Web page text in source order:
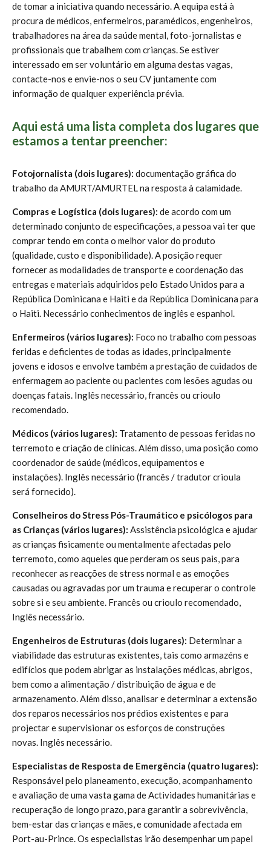
de tomar a iniciativa quando necessário. A equipa está à
procura de médicos, enfermeiros, paramédicos, engenheiros,
trabalhadores na área da saúde mental, foto-jornalistas e
profissionais que trabalhem com crianças. Se estiver
interessado em ser voluntário em alguma destas vagas,
contacte-nos e envie-nos o seu CV juntamente com
informação de qualquer experiência prévia.
Aqui está uma lista completa dos lugares que
estamos a tentar preencher:
Fotojornalista (dois lugares): documentação gráfica do
trabalho da AMURT/AMURTEL na resposta à calamidade.
Compras e Logística (dois lugares): de acordo com um
determinado conjunto de especificações, a pessoa vai ter que
comprar tendo em conta o melhor valor do produto
(qualidade, custo e disponibilidade). A posição requer
fornecer as modalidades de transporte e coordenação das
entregas e materiais adquiridos pelo Estado Unidos para a
República Dominicana e Haiti e da República Dominicana para
o Haiti. Necessário conhecimentos de inglês e espanhol.
Enfermeiros (vários lugares): Foco no trabalho com pessoas
feridas e deficientes de todas as idades, principalmente
jovens e idosos e envolve também a prestação de cuidados de
enfermagem ao paciente ou pacientes com lesões agudas ou
doenças fatais. Inglês necessário, francês ou crioulo
recomendado.
Médicos (vários lugares): Tratamento de pessoas feridas no
terremoto e criação de clínicas. Além disso, uma posição como
coordenador de saúde (médicos, equipamentos e
instalações). Inglês necessário (francês / tradutor crioula
será fornecido).
Conselheiros do Stress Pós-Traumático e psicólogos para
as Crianças (vários lugares): Assistência psicológica e ajudar
as crianças fisicamente ou mentalmente afectadas pelo
terremoto, como aqueles que perderam os seus pais, para
reconhecer as reacções de stress normal e as emoções
causadas ou agravadas por um trauma e recuperar o controle
sobre si e seu ambiente. Francês ou crioulo recomendado,
Inglês necessário.
Engenheiros de Estruturas (dois lugares): Determinar a
viabilidade das estruturas existentes, tais como armazéns e
edifícios que podem abrigar as instalações médicas, abrigos,
bem como a alimentação / distribuição de água e de
armazenamento. Além disso, analisar e determinar a extensão
dos reparos necessários nos prédios existentes e para
projectar e supervisionar os esforços de construções
novas. Inglês necessário.
Especialistas de Resposta de Emergência (quatro lugares):
Responsável pelo planeamento, execução, acompanhamento
e avaliação de uma vasta gama de Actividades humanitárias e
recuperação de longo prazo, para garantir a sobrevivência,
bem-estar das crianças e mães, e comunidade afectada em
Port-au-Prince. Os especialistas irão desempenhar um papel